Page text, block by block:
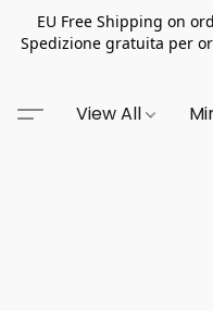
EU Free Shipping on
Spedizione gratuita per
View All